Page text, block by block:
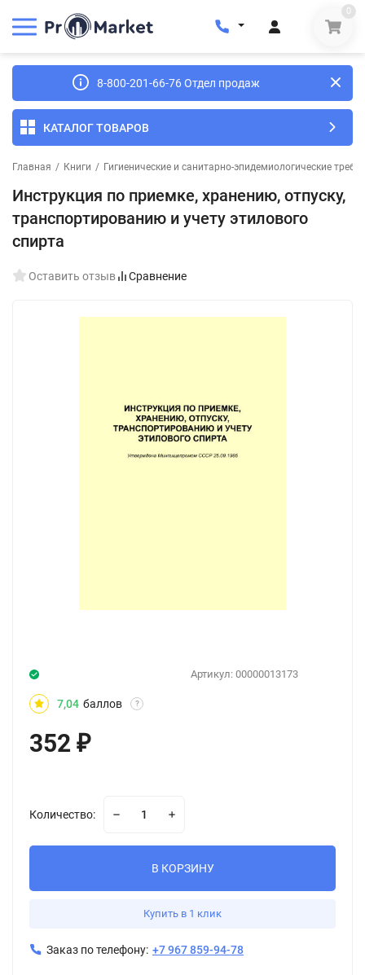
0
8-800-201-66-76 Отдел продаж
КАТАЛОГ ТОВАРОВ
Главная / Книги / Гигиенические и санитарно-эпидемиологические
Инструкция по приемке, хранению, отпуску,
транспортированию и учету этилового
спирта
Оставить отзыв Сравнение
Артикул: 00000013173
7,04 баллов ?
352 ₽
Количество:
В КОРЗИНУ
Купить в 1 клик
Заказ по телефону: +7 967 859-94-78